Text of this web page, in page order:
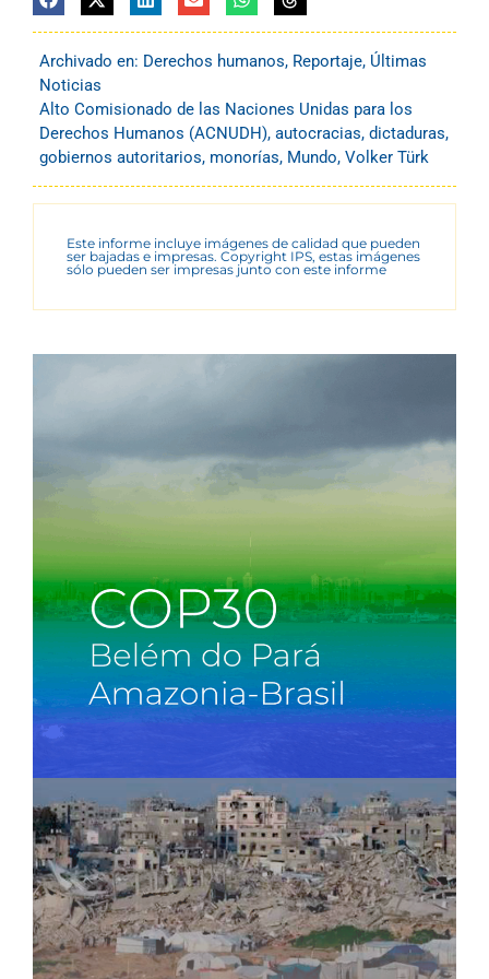
Archivado en: Derechos humanos, Reportaje, Últimas
Noticias
Alto Comisionado de las Naciones Unidas para los
Derechos Humanos (ACNUDH), autocracias, dictaduras,
gobiernos autoritarios, monorías, Mundo, Volker Türk
Este informe incluye imágenes de calidad que pueden
ser bajadas e impresas. Copyright IPS, estas imágenes
sólo pueden ser impresas junto con este informe